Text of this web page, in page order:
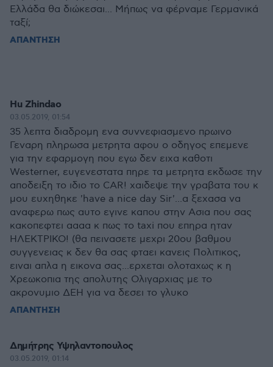
Ελλάδα θα διώκεσαι... Μήπως να φέρναμε Γερμανικά
ταξί;
ΑΠΑΝΤΗΣΗ
Hu Zhindao
03.05.2019, 01:54
35 λεπτα διαδρομη ενα συννεφιασμενο πρωινο
Γεναρη πληρωσα μετρητα αφου ο οδηγος επεμενε
για την εφαρμογη που εγω δεν ειχα καθοτι
Westerner, ευγενεστατα πηρε τα μετρητα εκδωσε την
αποδειξη το ιδιο το CAR! χαιδεψε την γραβατα του κ
μου ευχηθηκε 'have a nice day Sir'...α ξεχασα να
αναφερω πως αυτο εγινε καπου στην Ασια που σας
κακοπεφτει αααα κ πως το taxi που επηρα ηταν
ΗΛΕΚΤΡΙΚΟ! (θα πεινασετε μεχρι 20ου βαθμου
συγγενειας κ δεν θα σας φταει κανεις Πολιτικος,
ειναι απλα η εικονα σας...ερχεται ολοταχως κ η
Χρεωκοπια της απολυτης Ολιγαρχιας με το
ακρονυμιο ΔΕΗ για να δεσει το γλυκο
ΑΠΑΝΤΗΣΗ
Δημήτρης Υψηλαντοπουλος
03.05.2019, 01:14